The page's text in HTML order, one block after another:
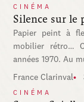
CINÉMA
Silence sur le
Papier peint à
mobilier rétro…
années 1970. Au
France Clarinval
CINÉMA